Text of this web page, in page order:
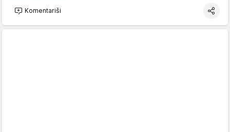
Komentariši